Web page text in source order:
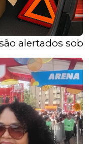
alertados